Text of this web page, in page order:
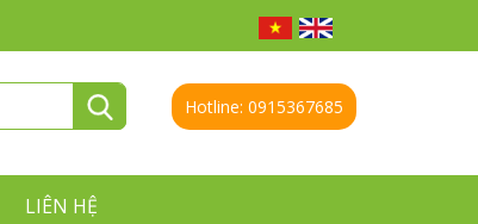
Hotline: 0915367685
LIÊN HỆ